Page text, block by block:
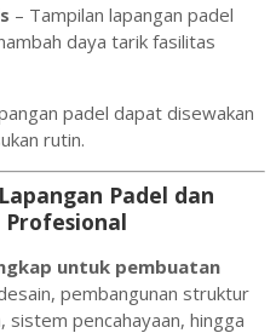
– Tampilan lapangan padel
daya tarik fasilitas
padel dapat disewakan
rutin.
Padel dan
Profesional
untuk pembuatan
pembangunan struktur
sistem pencahayaan, hingga